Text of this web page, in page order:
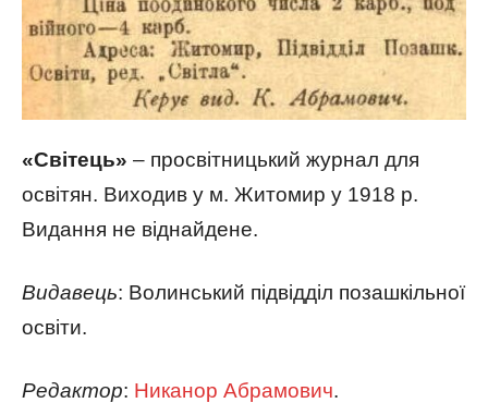
«Світець» – просвітницький журнал для
освітян. Виходив у м. Житомир у 1918 р.
Видання не віднайдене.
Видавець: Волинський підвідділ позашкільної
освіти.
Редактор: Никанор Абрамович.